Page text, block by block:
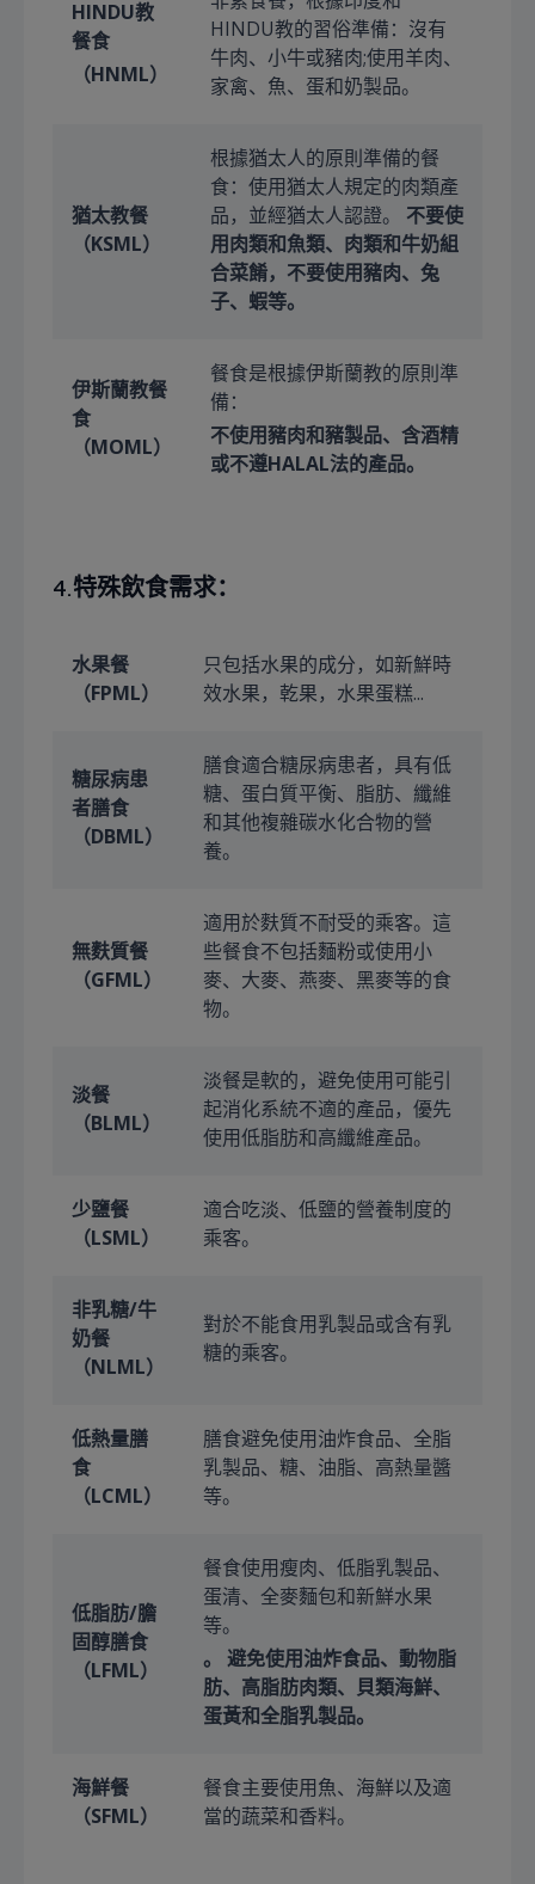
HINDU教
餐食
（HNML）
HINDU教的習俗準備：沒有
牛肉、小牛或豬肉;使用羊肉、
家禽、魚、蛋和奶製品。
猶太教餐
（KSML）
根據猶太人的原則準備的餐
食：使用猶太人規定的肉類產
品，並經猶太人認證。
不要使
用肉類和魚類、肉類和牛奶組
合菜餚，不要使用豬肉、兔
子、蝦等。
伊斯蘭教餐
食
（MOML）
餐食是根據伊斯蘭教的原則準
備：
不使用豬肉和豬製品、含酒精
或不遵HALAL法的產品。
4.特殊飲食需求：
水果餐
（FPML）
只包括水果的成分，如新鮮時
效水果，乾果，水果蛋糕...
糖尿病患
者膳食
（DBML）
膳食適合糖尿病患者，具有低
糖、蛋白質平衡、脂肪、纖維
和其他複雜碳水化合物的營
養。
無麩質餐
（GFML）
適用於麩質不耐受的乘客。這
些餐食不包括麵粉或使用小
麥、大麥、燕麥、黑麥等的食
物。
淡餐
（BLML）
淡餐是軟的，避免使用可能引
起消化系統不適的產品，優先
使用低脂肪和高纖維產品。
少鹽餐
（LSML）
適合吃淡、低鹽的營養制度的
乘客。
非乳糖/牛
奶餐
（NLML）
對於不能食用乳製品或含有乳
糖的乘客。
低熱量膳
食
（LCML）
膳食避免使用油炸食品、全脂
乳製品、糖、油脂、高熱量醬
等。
低脂肪/膽
固醇膳食
（LFML）
餐食使用瘦肉、低脂乳製品、
蛋清、全麥麵包和新鮮水果
等。
。 避免使用油炸食品、動物脂
肪、高脂肪肉類、貝類海鮮、
蛋黃和全脂乳製品。
海鮮餐
（SFML）
餐食主要使用魚、海鮮以及適
當的蔬菜和香料。